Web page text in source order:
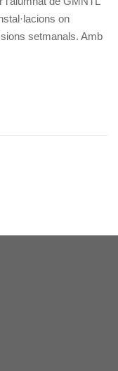
on
setmanals. Amb